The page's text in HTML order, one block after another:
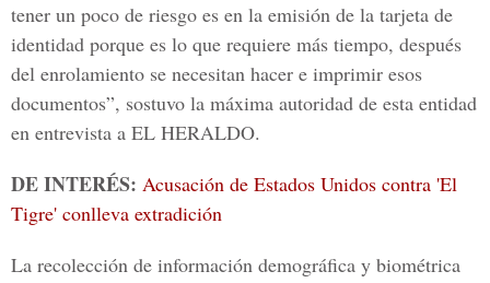
tener un poco de riesgo es en la emisión de la tarjeta de
identidad porque es lo que requiere más tiempo, después
del enrolamiento se necesitan hacer e imprimir esos
documentos”, sostuvo la máxima autoridad de esta entidad
en entrevista a EL HERALDO.
DE INTERÉS: Acusación de Estados Unidos contra 'El
Tigre' conlleva extradición
La recolección de información demográfica y biométrica